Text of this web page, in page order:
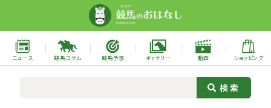
ニュース 競馬コラム 競馬予想 ギャラリー 動画 ショッピング